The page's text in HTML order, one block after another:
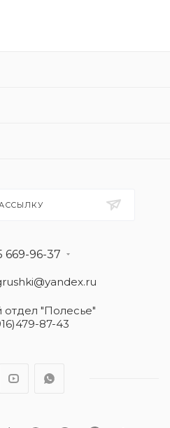
669-96-37
"Полесье"
87-43